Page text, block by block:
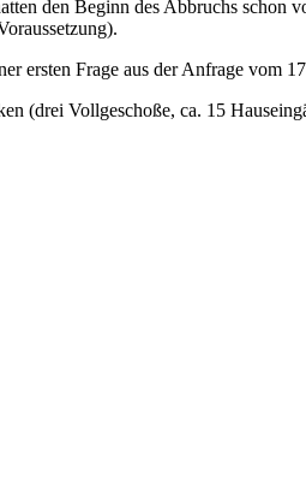
den Beginn des Abbruchs
ersten Frage aus der Anfrage vom
(drei Vollgeschoße, ca. 15